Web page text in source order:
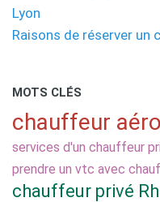
Lyon
Raisons de réserver un
MOTS CLÉS
chauffeur
services d'un chauffeur
prendre un vtc avec
chauffeur privé